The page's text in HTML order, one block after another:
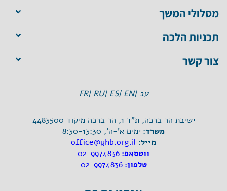
מסלולי המשך
תכניות הלכה
צור קשר
עב |EN |
ES |
RU |
FR
ישיבת הר ברכה, ת"ד 1, הר ברכה מיקוד 4483500
משרד: ימים א'-ה', 8:30-13:30
מייל: office@yhb.org.il
ווטסאפ: 02-9974836
טלפון:02-9974836